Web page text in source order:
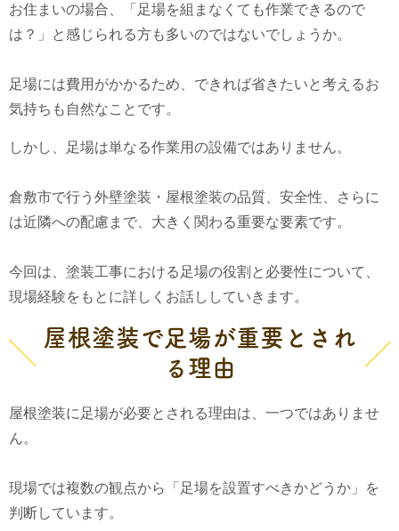
お住まいの場合、「足場を組まなくても作業できるので
は？」と感じられる方も多いのではないでしょうか。
足場には費用がかかるため、できれば省きたいと考えるお
気持ちも自然なことです。
しかし、足場は単なる作業用の設備ではありません。
倉敷市で行う外壁塗装・屋根塗装の品質、安全性、さらに
は近隣への配慮まで、大きく関わる重要な要素です。
今回は、塗装工事における足場の役割と必要性について、
現場経験をもとに詳しくお話ししていきます。
屋根塗装で足場が重要とされ
る理由
屋根塗装に足場が必要とされる理由は、一つではありませ
ん。
現場では複数の観点から「足場を設置すべきかどうか」を
判断しています。